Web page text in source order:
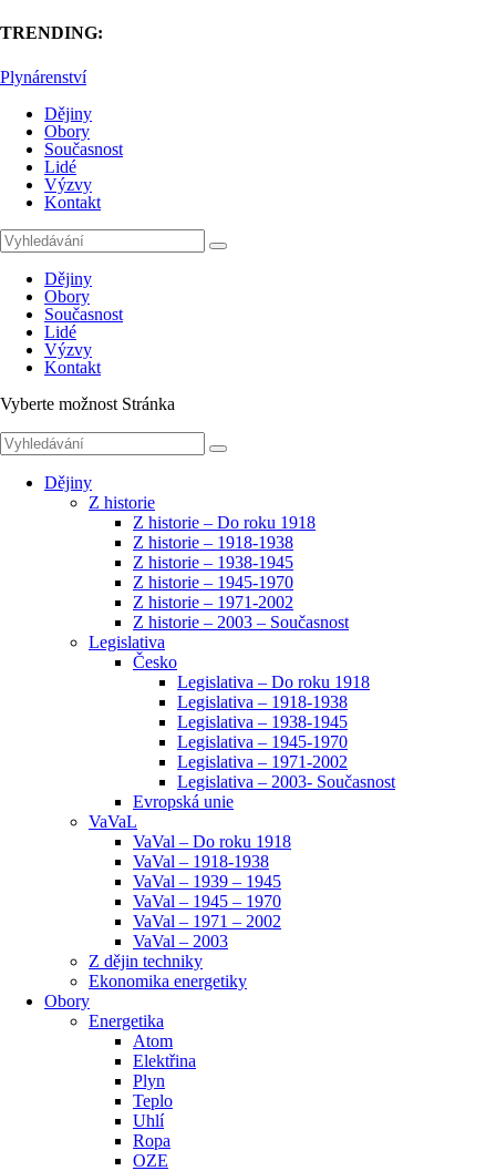
TRENDING:
Plynárenství
Dějiny
Obory
Současnost
Lidé
Výzvy
Kontakt
Dějiny
Obory
Současnost
Lidé
Výzvy
Kontakt
Vyberte možnost Stránka
Dějiny
Z historie
Z historie – Do roku 1918
Z historie – 1918-1938
Z historie – 1938-1945
Z historie – 1945-1970
Z historie – 1971-2002
Z historie – 2003 – Současnost
Legislativa
Česko
Legislativa – Do roku 1918
Legislativa – 1918-1938
Legislativa – 1938-1945
Legislativa – 1945-1970
Legislativa – 1971-2002
Legislativa – 2003- Současnost
Evropská unie
VaVaL
VaVal – Do roku 1918
VaVal – 1918-1938
VaVal – 1939 – 1945
VaVal – 1945 – 1970
VaVal – 1971 – 2002
VaVal – 2003
Z dějin techniky
Ekonomika energetiky
Obory
Energetika
Atom
Elektřina
Plyn
Teplo
Uhlí
Ropa
OZE